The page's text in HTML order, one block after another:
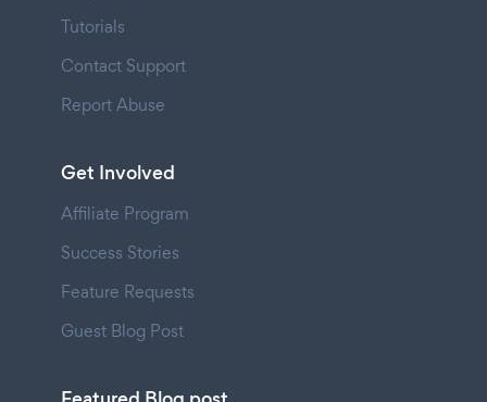
Tutorials
Contact Support
Report Abuse
Get Involved
Affiliate Program
Success Stories
Feature Requests
Guest Blog Post